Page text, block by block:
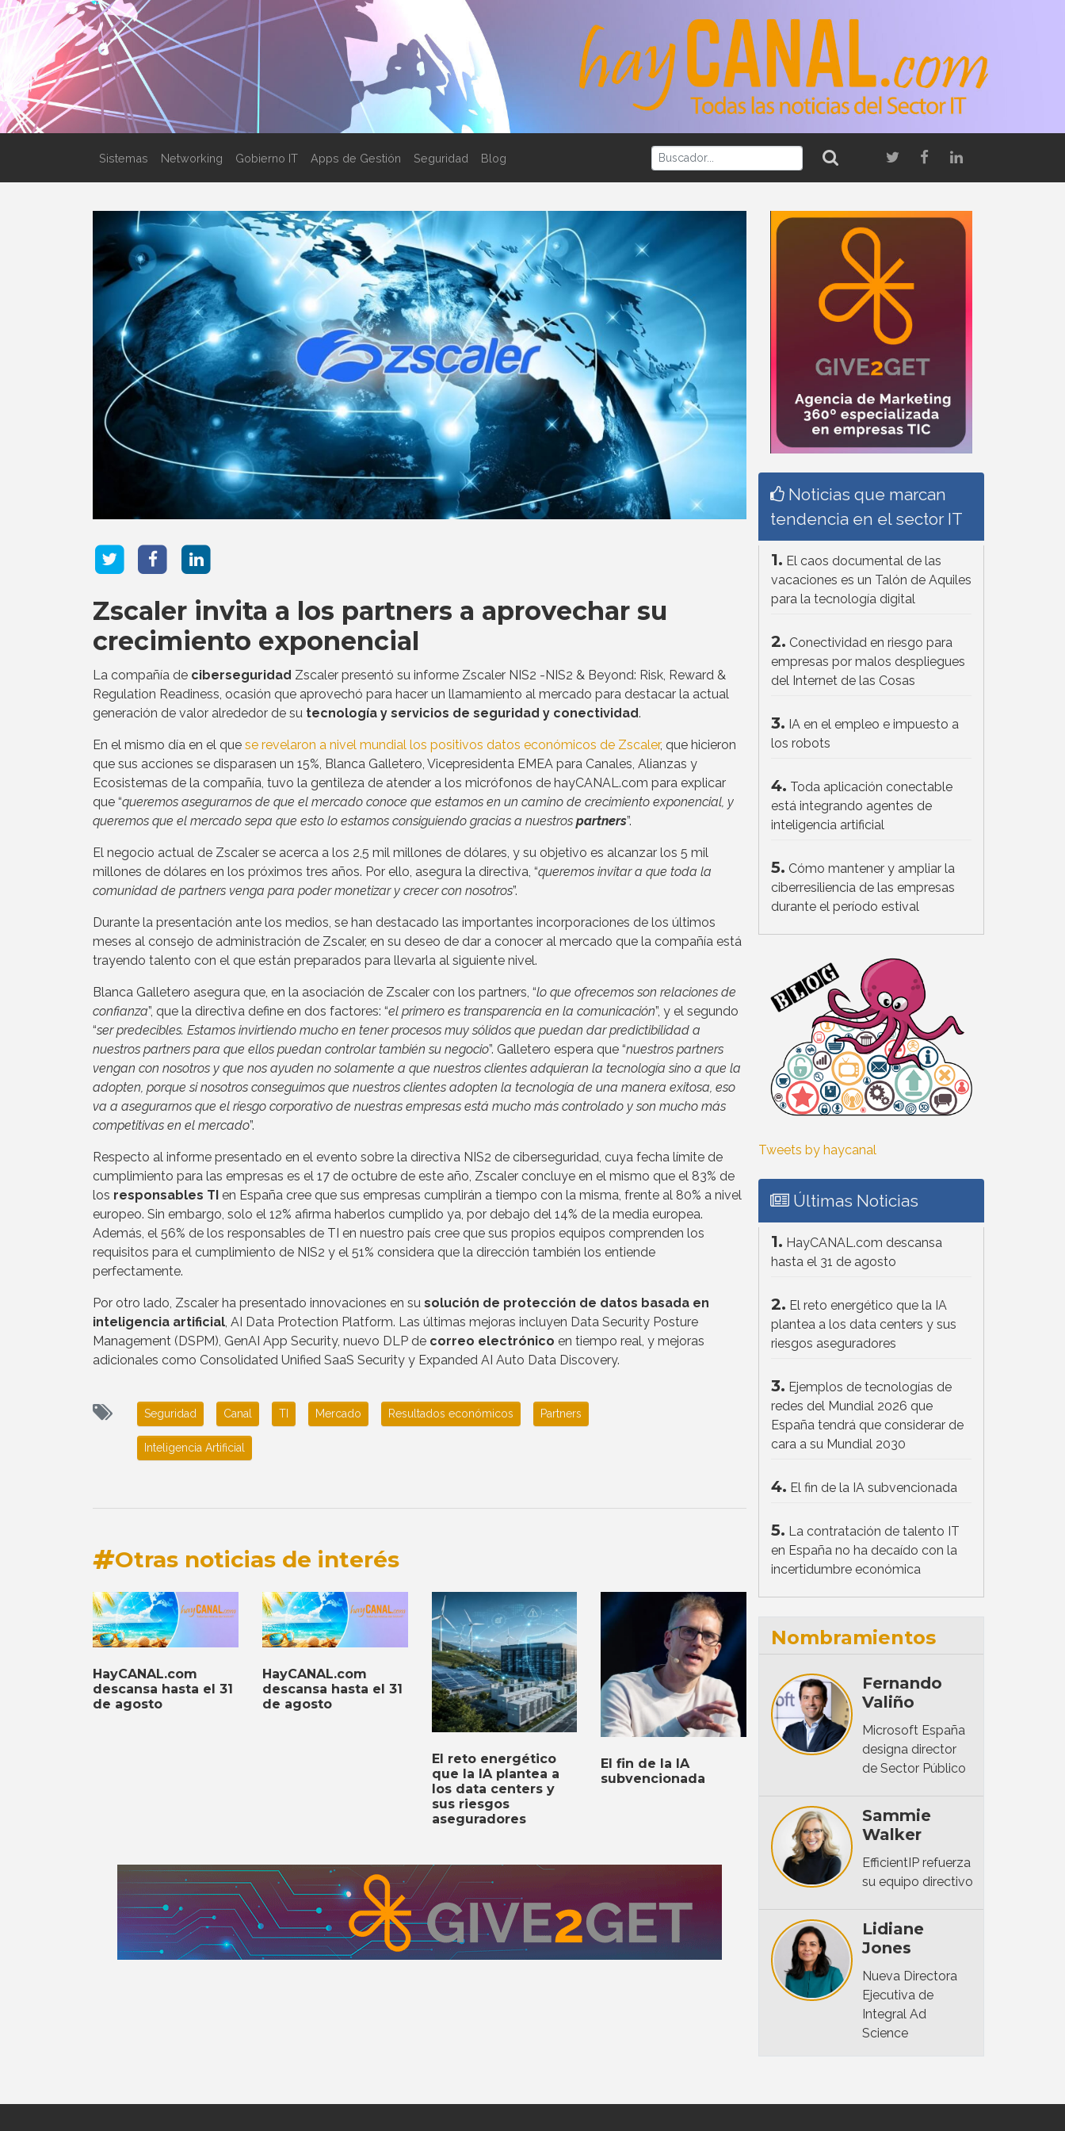
Sistemas Networking Gobierno IT Apps de Gestión Seguridad Blog
Zscaler invita a los partners a aprovechar su
crecimiento exponencial
La compañía de ciberseguridad Zscaler presentó su informe Zscaler NIS2 -NIS2 & Beyond: Risk, Reward &
Regulation Readiness, ocasión que aprovechó para hacer un llamamiento al mercado para destacar la actual
generación de valor alrededor de su tecnología y servicios de seguridad y conectividad.
En el mismo día en el que se revelaron a nivel mundial los positivos datos económicos de Zscaler, que hicieron
que sus acciones se disparasen un 15%, Blanca Galletero, Vicepresidenta EMEA para Canales, Alianzas y
Ecosistemas de la compañía, tuvo la gentileza de atender a los micrófonos de hayCANAL.com para explicar
que “queremos asegurarnos de que el mercado conoce que estamos en un camino de crecimiento exponencial, y
queremos que el mercado sepa que esto lo estamos consiguiendo gracias a nuestros partners”.
El negocio actual de Zscaler se acerca a los 2,5 mil millones de dólares, y su objetivo es alcanzar los 5 mil
millones de dólares en los próximos tres años. Por ello, asegura la directiva, “queremos invitar a que toda la
comunidad de partners venga para poder monetizar y crecer con nosotros”.
Durante la presentación ante los medios, se han destacado las importantes incorporaciones de los últimos
meses al consejo de administración de Zscaler, en su deseo de dar a conocer al mercado que la compañía está
trayendo talento con el que están preparados para llevarla al siguiente nivel.
Blanca Galletero asegura que, en la asociación de Zscaler con los partners, “lo que ofrecemos son relaciones de
confianza”, que la directiva define en dos factores: “el primero es transparencia en la comunicación”, y el segundo
“ser predecibles. Estamos invirtiendo mucho en tener procesos muy sólidos que puedan dar predictibilidad a
nuestros partners para que ellos puedan controlar también su negocio”. Galletero espera que “nuestros partners
vengan con nosotros y que nos ayuden no solamente a que nuestros clientes adquieran la tecnología sino a que la
adopten, porque si nosotros conseguimos que nuestros clientes adopten la tecnología de una manera exitosa, eso
va a asegurarnos que el riesgo corporativo de nuestras empresas está mucho más controlado y son mucho más
competitivas en el mercado”.
Respecto al informe presentado en el evento sobre la directiva NIS2 de ciberseguridad, cuya fecha límite de
cumplimiento para las empresas es el 17 de octubre de este año, Zscaler concluye en el mismo que el 83% de
los responsables TI en España cree que sus empresas cumplirán a tiempo con la misma, frente al 80% a nivel
europeo. Sin embargo, solo el 12% afirma haberlos cumplido ya, por debajo del 14% de la media europea.
Además, el 56% de los responsables de TI en nuestro país cree que sus propios equipos comprenden los
requisitos para el cumplimiento de NIS2 y el 51% considera que la dirección también los entiende
perfectamente.
Por otro lado, Zscaler ha presentado innovaciones en su solución de protección de datos basada en
inteligencia artificial , AI Data Protection Platform. Las últimas mejoras incluyen Data Security Posture
Management (DSPM), GenAI App Security, nuevo DLP de correo electrónico en tiempo real, y mejoras
adicionales como Consolidated Unified SaaS Security y Expanded AI Auto Data Discovery.
Seguridad Canal TI Mercado Resultados económicos Partners
Inteligencia Artificial
Otras noticias de interés
HayCANAL.com
descansa hasta el 31
de agosto
HayCANAL.com
descansa hasta el 31
de agosto
El reto energético
que la IA plantea a
los data centers y
sus riesgos
aseguradores
El fin de la IA
subvencionada
Noticias que marcan
tendencia en el sector IT
1. El caos documental de las
vacaciones es un Talón de Aquiles
para la tecnología digital
2. Conectividad en riesgo para
empresas por malos despliegues
del Internet de las Cosas
3. IA en el empleo e impuesto a
los robots
4. Toda aplicación conectable
está integrando agentes de
inteligencia artificial
5. Cómo mantener y ampliar la
ciberresiliencia de las empresas
durante el período estival
Tweets by haycanal
Últimas Noticias
1. HayCANAL.com descansa
hasta el 31 de agosto
2. El reto energético que la IA
plantea a los data centers y sus
riesgos aseguradores
3. Ejemplos de tecnologías de
redes del Mundial 2026 que
España tendrá que considerar de
cara a su Mundial 2030
4. El fin de la IA subvencionada
5. La contratación de talento IT
en España no ha decaído con la
incertidumbre económica
Nombramientos
Fernando
Valiño
Microsoft España
designa director
de Sector Público
Sammie
Walker
EfficientIP refuerza
su equipo directivo
Lidiane
Jones
Nueva Directora
Ejecutiva de
Integral Ad
Science